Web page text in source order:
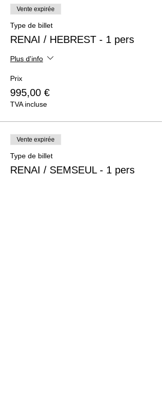
Vente expirée
Type de billet
RENAI / HEBREST - 1 pers
Plus d'info
Prix
995,00 €
TVA incluse
Vente expirée
Type de billet
RENAI / SEMSEUL - 1 pers